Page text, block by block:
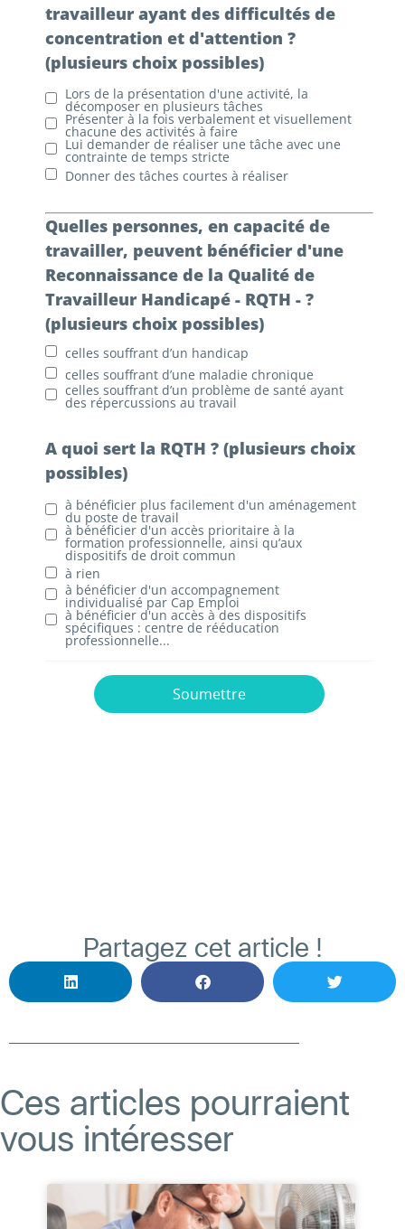
travailleur ayant des difficultés de
concentration et d'attention ?
(plusieurs choix possibles)
Lors de la présentation d'une activité, la
décomposer en plusieurs tâches
Présenter à la fois verbalement et visuellement
chacune des activités à faire
Lui demander de réaliser une tâche avec une
contrainte de temps stricte
Donner des tâches courtes à réaliser
Quelles personnes, en capacité de
travailler, peuvent bénéficier d'une
Reconnaissance de la Qualité de
Travailleur Handicapé - RQTH - ?
(plusieurs choix possibles)
celles souffrant d’un handicap
celles souffrant d’une maladie chronique
celles souffrant d’un problème de santé ayant
des répercussions au travail
A quoi sert la RQTH ? (plusieurs choix
possibles)
à bénéficier plus facilement d'un aménagement
du poste de travail
à bénéficier d'un accès prioritaire à la
formation professionnelle, ainsi qu’aux
dispositifs de droit commun
à rien
à bénéficier d'un accompagnement
individualisé par Cap Emploi
à bénéficier d'un accès à des dispositifs
spécifiques : centre de rééducation
professionnelle...
Partagez cet article !
Ces articles pourraient
vous intéresser